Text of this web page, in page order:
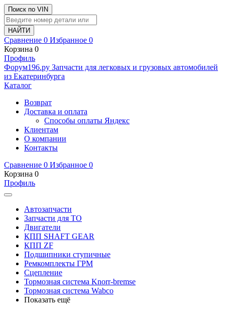
Поиск по VIN
Сравнение 0 Избранное 0
Корзина 0
Профиль
Фoрум196.ру Запчасти для легковых и грузовых автомобилей
из Екатеринбурга
Каталог
Возврат
Доставка и оплата
Способы оплаты Яндекс
Клиентам
О компании
Контакты
Сравнение 0 Избранное 0
Корзина 0
Профиль
Автозапчасти
Запчасти для ТО
Двигатели
КПП SHAFT GEAR
КПП ZF
Подшипники ступичные
Ремкомплекты ГРМ
Сцепление
Тормозная система Knorr-bremse
Тормозная система Wabco
Показать ещё